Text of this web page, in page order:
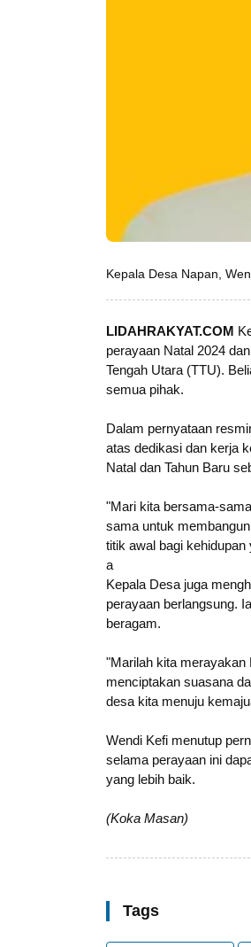
Kepala Desa Napan,
LIDAHRAKYAT.COM
perayaan Natal 2024
Tengah Utara (TTU).
semua pihak.
Dalam pernyataan
atas dedikasi dan kerja
Natal dan Tahun Baru
"Mari kita bersama-
sama untuk
titik awal bagi
a
Kepala Desa juga
perayaan berlangsung.
beragam.
"Marilah kita merayakan
menciptakan suasana
desa kita menuju
Wendi Kefi menutup
selama perayaan ini
yang lebih baik.
(Koka Masan)
Tags